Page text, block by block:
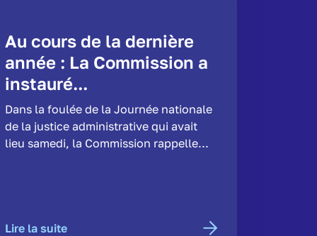
Au cours de la dernière
année : La Commission a
instauré...
Dans la foulée de la Journée nationale
de la justice administrative qui avait
lieu samedi, la Commission rappelle...
Lire la suite